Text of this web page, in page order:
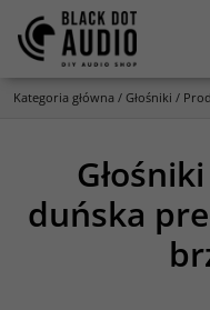
Kategoria główna / Głośniki /
duńska